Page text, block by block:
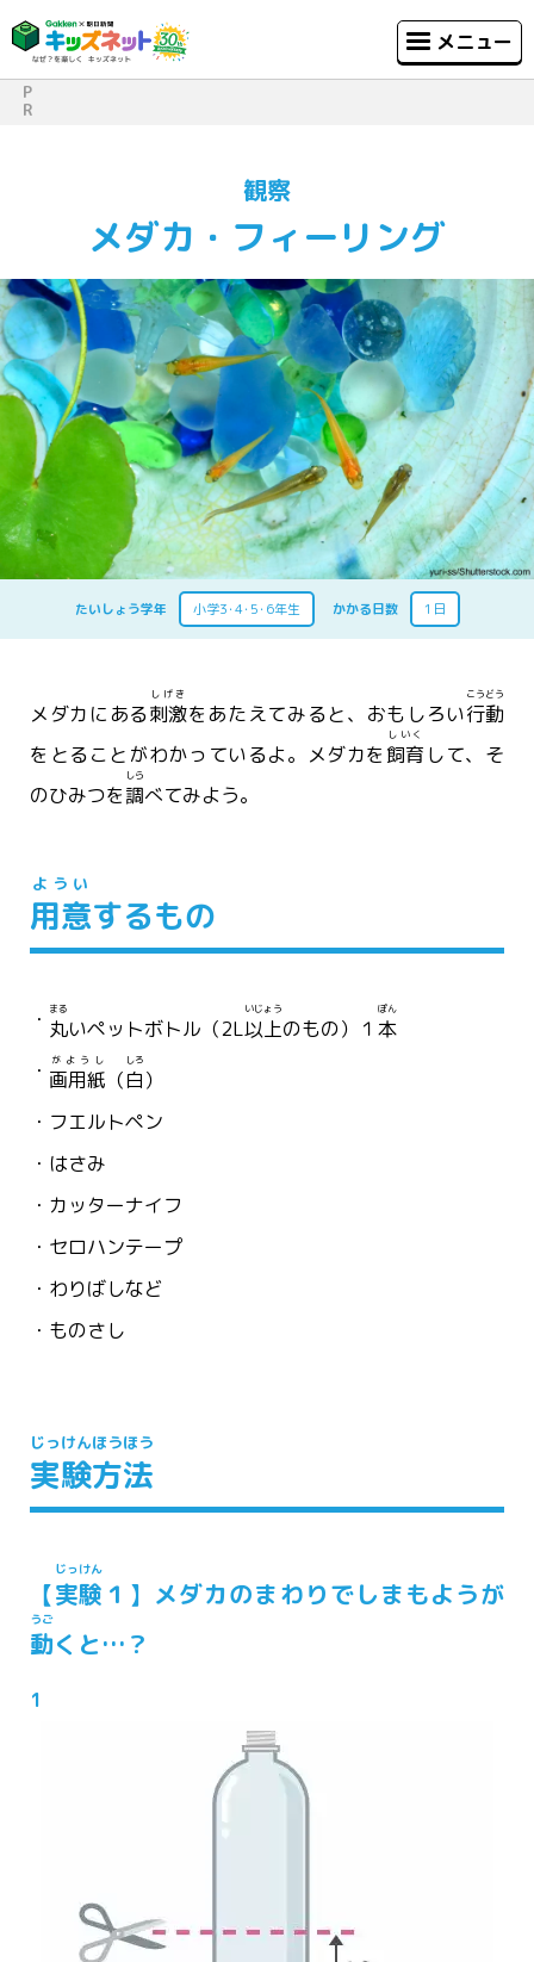
メニュー
P
R
観察
メダカ・フィーリング
たいしょう学年 小学3･4･5･6年生 かかる日数 1日
メダカにある刺激
しげき
をあたえてみると、おもしろい行動
こうどう
をとることがわかっているよ。メダカを 飼育
しいく
して、そ
のひみつを調
しら
べてみよう。
用意
ようい
するもの
丸
まる
いペットボトル（2L以上
いじょう
のもの）１ 本
ぽん
画用紙
がようし
（白
しろ
）
フエルトペン
はさみ
カッターナイフ
セロハンテープ
わりばしなど
ものさし
実験
じっけん
方法
ほうほう
【実験
じっけん
１】メダカのまわりでしまもようが
動
うご
くと…？
1